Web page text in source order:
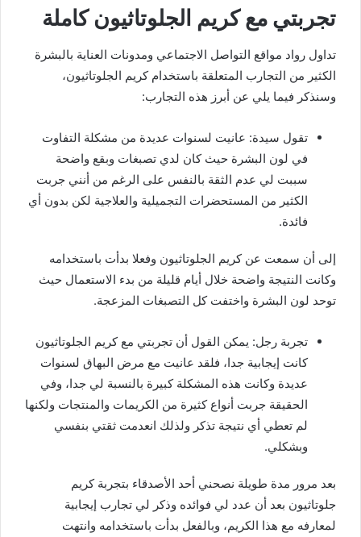
تجربتي مع كريم الجلوتاثيون كاملة
تداول رواد مواقع التواصل الاجتماعي ومدونات العناية بالبشرة
الكثير من التجارب المتعلقة باستخدام كريم الجلوتاثيون،
وسنذكر فيما يلي عن أبرز هذه التجارب:
تقول سيدة: عانيت لسنوات عديدة من مشكلة التفاوت
في لون البشرة حيث كان لدي تصبغات وبقع واضحة
سببت لي عدم الثقة بالنفس على الرغم من أنني جربت
الكثير من المستحضرات التجميلية والعلاجية لكن بدون أي
فائدة.
إلى أن سمعت عن كريم الجلوتاثيون وفعلا بدأت باستخدامه
وكانت النتيجة واضحة خلال أيام قليلة من بدء الاستعمال حيث
توحد لون البشرة واختفت كل التصبغات المزعجة.
تجربة رجل: يمكن القول أن تجربتي مع كريم الجلوتاثيون
كانت إيجابية جدا، فلقد عانيت مع مرض البهاق لسنوات
عديدة وكانت هذه المشكلة كبيرة بالنسبة لي جدا، وفي
الحقيقة جربت أنواع كثيرة من الكريمات والمنتجات ولكنها
لم تعطي أي نتيجة تذكر ولذلك انعدمت ثقتي بنفسي
وبشكلي.
بعد مرور مدة طويلة نصحني أحد الأصدقاء بتجربة كريم
جلوتاثيون بعد أن عدد لي فوائده وذكر لي تجارب إيجابية
لمعارفه مع هذا الكريم، وبالفعل بدأت باستخدامه وانتهت